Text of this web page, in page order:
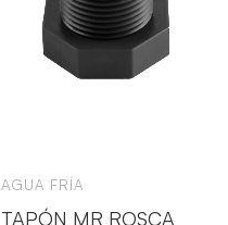
AGUA FRÍA
TAPÓN MR ROSCA